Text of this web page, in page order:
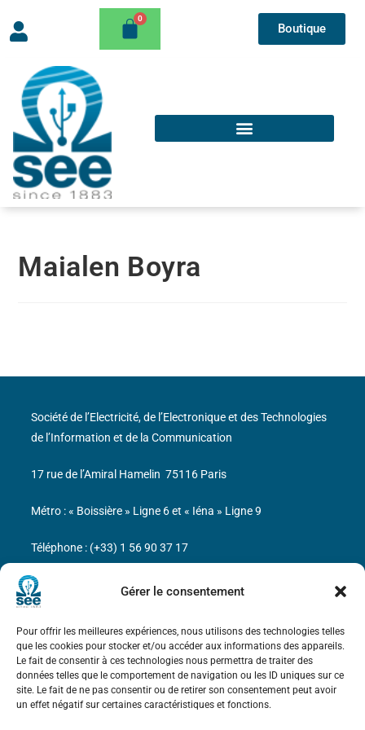
Gérer le consentement
Pour offrir les meilleures expériences, nous utilisons des technologies telles
que les cookies pour stocker et/ou accéder aux informations des appareils.
Le fait de consentir à ces technologies nous permettra de traiter des
données telles que le comportement de navigation ou les ID uniques sur ce
site. Le fait de ne pas consentir ou de retirer son consentement peut avoir
un effet négatif sur certaines caractéristiques et fonctions.
Boutique
Maialen Boyra
Bicentenaire des découvertes d’André-
Marie Ampère
Mentions légales
Société de l’Electricité, de l’Electronique et des Technologies
de l’Information et de la Communication
17 rue de l’Amiral Hamelin 75116 Paris
Métro : « Boissière » Ligne 6 et « Iéna » Ligne 9
Téléphone : (+33) 1 56 90 37 17
N° de SIREN : 785 393 232, Code APE : 9412Z TVA intra-
communautaire : FR44 785 393 232